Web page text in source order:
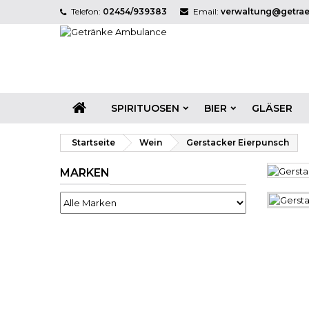
Telefon: 02454/939383 Email:
SPIRITUOSEN BIER GLÄSER
Startseite Wein Gerstacker Eierрunsch
MARKEN